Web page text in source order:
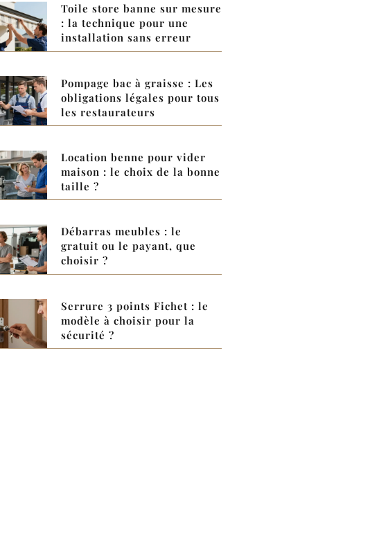
Toile store banne sur mesure
: la technique pour une
installation sans erreur
Pompage bac à graisse : Les
obligations légales pour tous
les restaurateurs
Location benne pour vider
maison : le choix de la bonne
taille ?
Débarras meubles : le
gratuit ou le payant, que
choisir ?
Serrure 3 points Fichet : le
modèle à choisir pour la
sécurité ?